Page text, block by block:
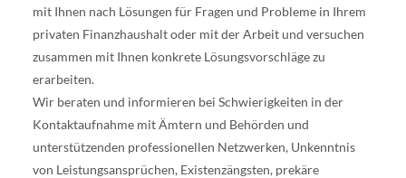
mit Ihnen nach Lösungen für Fragen und Probleme in Ihrem
privaten Finanzhaushalt oder mit der Arbeit und versuchen
zusammen mit Ihnen konkrete Lösungsvorschläge zu
erarbeiten.
Wir beraten und informieren bei Schwierigkeiten in der
Kontaktaufnahme mit Ämtern und Behörden und
unterstützenden professionellen Netzwerken, Unkenntnis
von Leistungsansprüchen, Existenzängsten, prekäre